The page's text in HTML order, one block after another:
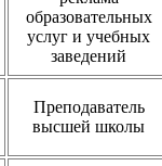
образовательных
услуг и учебных
заведений
Преподаватель
высшей школы